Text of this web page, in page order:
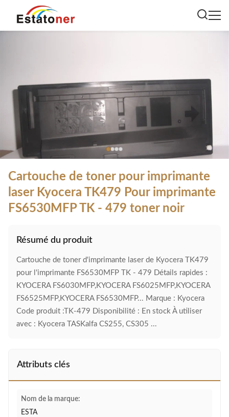
Cartouche de toner pour imprimante
laser Kyocera TK479 Pour imprimante
FS6530MFP TK - 479 toner noir
Résumé du produit
Cartouche de toner d'imprimante laser de Kyocera TK479
pour l'imprimante FS6530MFP TK - 479 Détails rapides :
KYOCERA FS6030MFP,KYOCERA FS6025MFP,KYOCERA
FS6525MFP,KYOCERA FS6530MFP... Marque : Kyocera
Code produit :TK-479 Disponibilité : En stock À utiliser
avec : Kyocera TASKalfa CS255, CS305 ...
Attributs clés
Nom de la marque:
ESTA